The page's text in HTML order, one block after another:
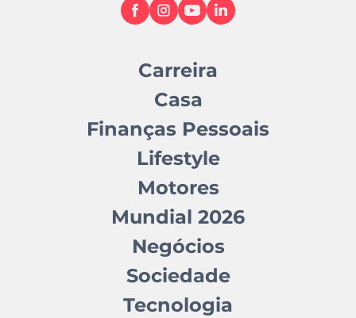
Carreira
Casa
Finanças Pessoais
Lifestyle
Motores
Mundial 2026
Negócios
Sociedade
Tecnologia